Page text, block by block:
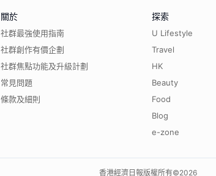
關於
社群最強使用指南
社群創作有價企劃
社群焦點功能及升級計劃
常見問題
條款及細則
探索
U Lifestyle
Travel
HK
Beauty
Food
Blog
e-zone
香港經濟日報版權所有©2026